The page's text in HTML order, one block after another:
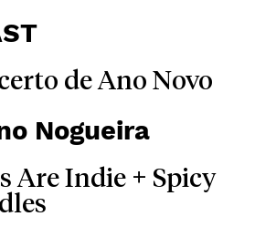
de Ano Novo
Nogueira
Are Indie + Spicy